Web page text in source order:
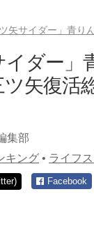
ツ矢サイダー」青
イダー
矢復活
集部
キング • ライフ
Facebook